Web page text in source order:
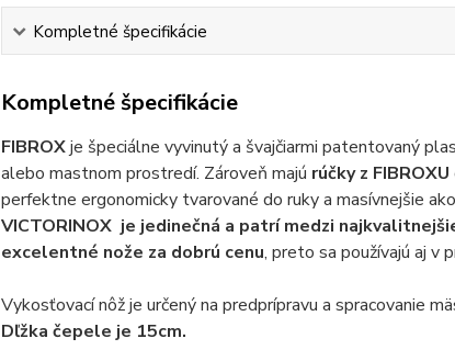
Kompletné špecifikácie
Kompletné špecifikácie
FIBROXje špeciálne vyvinutý a švajčiarmi patentovaný
alebo mastnom prostredí. Zároveň majú rúčky z FIBROXU
perfektne ergonomicky tvarované do ruky a masívnejšie
VICTORINOX je jedinečná a patrí medzi
excelentné nože za dobrú cenu, preto sa používajú aj v
Vykosťovací nôž je určený na predprípravu a spracovanie
Dľžka čepele je 15cm.